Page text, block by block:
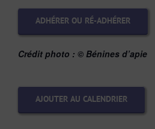
ADHÉRER OU RÉ-ADHÉRER
Crédit photo : © Bénines d’apie
AJOUTER AU CALENDRIER